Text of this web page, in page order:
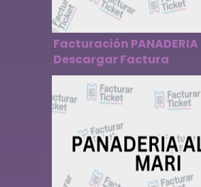
Facturación PANADERIA
Descargar Factura